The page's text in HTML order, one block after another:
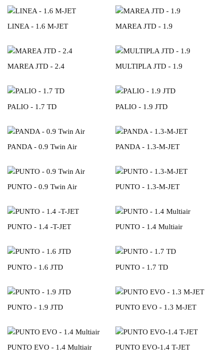
LINEA - 1.6 M-JET MAREA JTD - 1.9
MAREA JTD - 2.4 MULTIPLA JTD - 1.9
PALIO - 1.7 TD PALIO - 1.9 JTD
PANDA - 0.9 Twin Air PANDA - 1.3-M-JET
PUNTO - 0.9 Twin Air PUNTO - 1.3-M-JET
PUNTO - 1.4 -T-JET PUNTO - 1.4 Multiair
PUNTO - 1.6 JTD PUNTO - 1.7 TD
PUNTO - 1.9 JTD PUNTO EVO - 1.3 M-JET
PUNTO EVO - 1.4 Multiair PUNTO EVO-1.4 T-JET